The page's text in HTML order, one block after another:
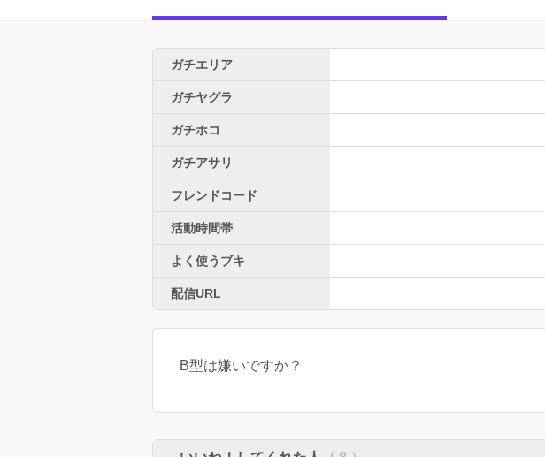
ガチエリア
ガチヤグラ
ガチホコ
ガチアサリ
フレンドコード
活動時間帯
よく使うブキ
配信URL
B型は嫌いですか？